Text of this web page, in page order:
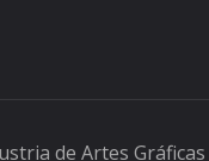
de Artes Gráficas